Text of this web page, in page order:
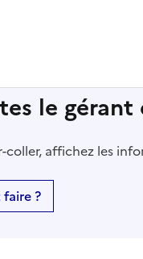
le
coller, affichez les
?